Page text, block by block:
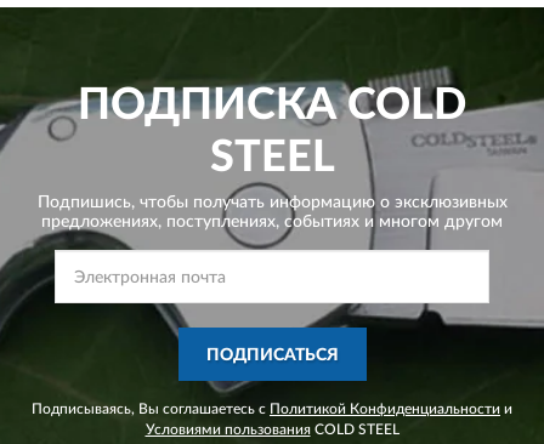
ПОДПИСКАCOLD
STEEL
Подпишись, чтобы получать информацию о эксклюзивных
предложениях, поступлениях, событиях и многом другом
ПОДПИСАТЬСЯ
Подписываясь, Вы соглашаетесь с Политикой Конфиденциальности и
Условиями пользованияCOLD STEEL